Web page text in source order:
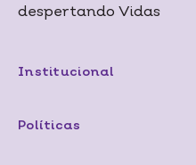
despertando Vidas
Institucional
Políticas